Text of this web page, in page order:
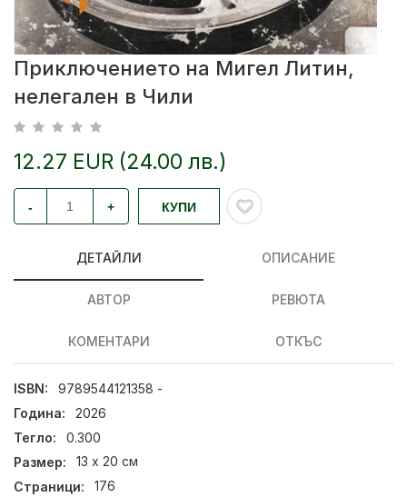
Приключението на Мигел Литин,
нелегален в Чили
12.27 EUR (24.00 лв.)
- + КУПИ
ДЕТАЙЛИ ОПИСАНИЕ
АВТОР РЕВЮТА
КОМЕНТАРИ ОТКЪС
ISBN:
9789544121358 -
Година:
2026
Тегло:
0.300
Размер:
13 х 20 см
Страници:
176